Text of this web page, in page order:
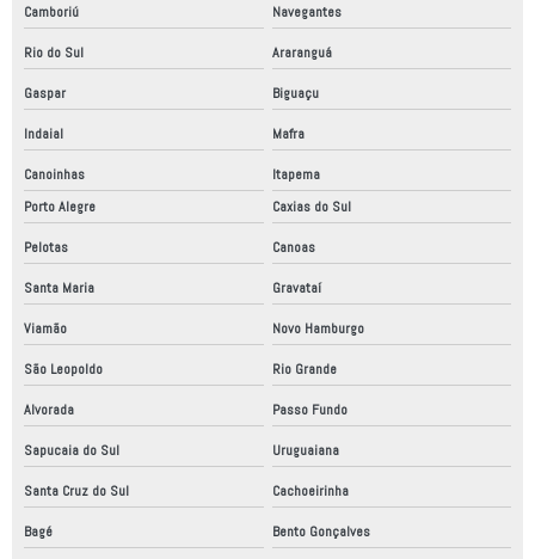
Camboriú Navegantes
Rio do Sul Araranguá
Gaspar Biguaçu
Indaial Mafra
Canoinhas
Itapema
Porto Alegre
Caxias do Sul
Pelotas Canoas
Santa Maria Gravataí
Viamão Novo Hamburgo
São Leopoldo Rio Grande
Alvorada Passo Fundo
Sapucaia do Sul Uruguaiana
Santa Cruz do Sul Cachoeirinha
Bagé Bento Gonçalves